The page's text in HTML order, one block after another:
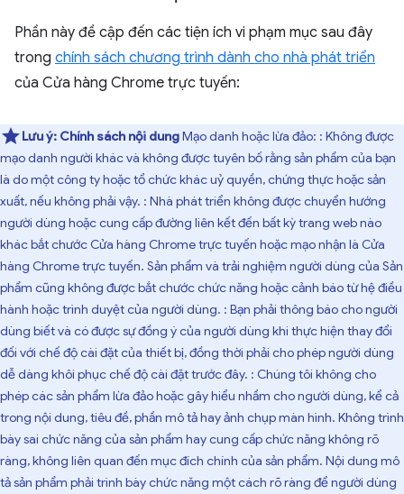
Phần này đề cập đến các tiện ích vi phạm mục sau đây
trong chính sách chương trình dành cho nhà phát triển
của Cửa hàng Chrome trực tuyến:
Lưu ý: Chính sách nội dungMạo danh hoặc lừa đảo: : Không được
mạo danh người khác và không được tuyên bố rằng sản phẩm của bạn
là do một công ty hoặc tổ chức khác uỷ quyền, chứng thực hoặc sản
xuất, nếu không phải vậy. : Nhà phát triển không được chuyển hướng
người dùng hoặc cung cấp đường liên kết đến bất kỳ trang web nào
khác bắt chước Cửa hàng Chrome trực tuyến hoặc mạo nhận là Cửa
hàng Chrome trực tuyến. Sản phẩm và trải nghiệm người dùng của Sản
phẩm cũng không được bắt chước chức năng hoặc cảnh báo từ hệ điều
hành hoặc trình duyệt của người dùng. : Bạn phải thông báo cho người
dùng biết và có được sự đồng ý của người dùng khi thực hiện thay đổi
đối với chế độ cài đặt của thiết bị, đồng thời phải cho phép người dùng
dễ dàng khôi phục chế độ cài đặt trước đây. : Chúng tôi không cho
phép các sản phẩm lừa đảo hoặc gây hiểu nhầm cho người dùng, kể cả
trong nội dung, tiêu đề, phần mô tả hay ảnh chụp màn hình. Không trình
bày sai chức năng của sản phẩm hay cung cấp chức năng không rõ
ràng, không liên quan đến mục đích chính của sản phẩm. Nội dung mô
tả sản phẩm phải trình bày chức năng một cách rõ ràng để người dùng